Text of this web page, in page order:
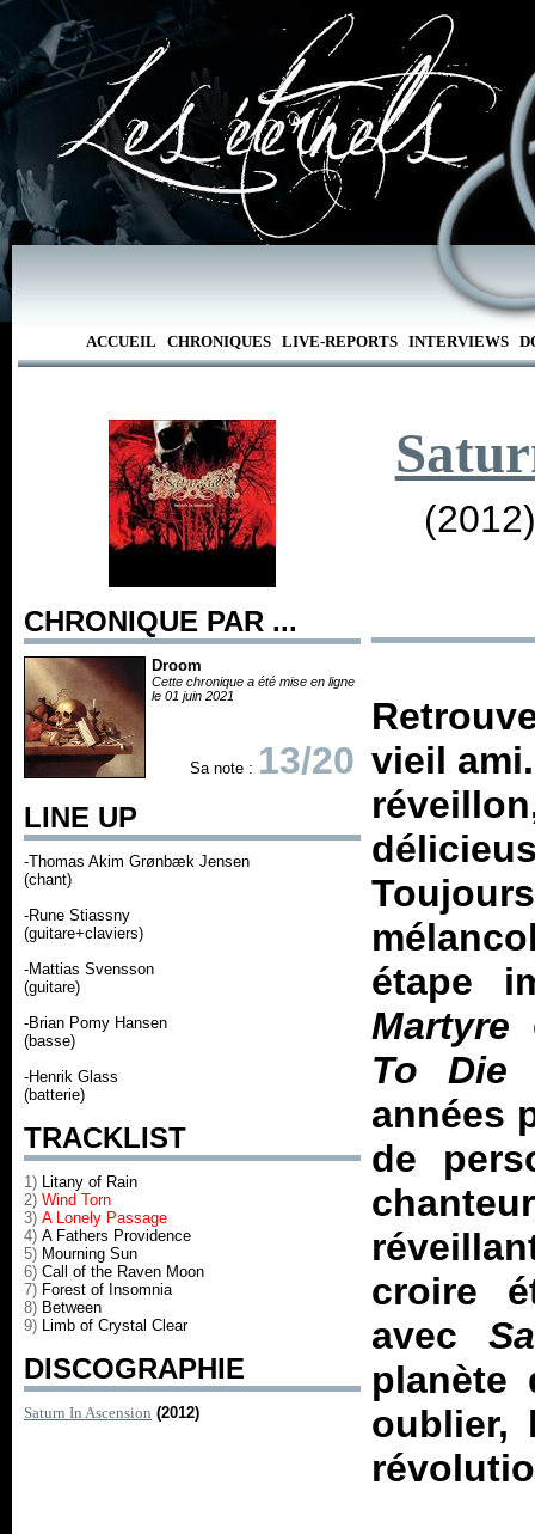
ACCUEIL CHRONIQUES LIVE-REPORTS INTERVIEWS
CHRONIQUE PAR ...
Droom
Cette chronique a été mise en ligne
le 01 juin 2021
Sa note : 13/20
LINE UP
-Thomas Akim Grønbæk Jensen
(chant)
-Rune Stiassny
(guitare+claviers)
-Mattias Svensson
(guitare)
-Brian Pomy Hansen
(basse)
-Henrik Glass
(batterie)
TRACKLIST
1) Litany of Rain
2) Wind Torn
3) A Lonely Passage
4) A Fathers Providence
5) Mourning Sun
6) Call of the Raven Moon
7) Forest of Insomnia
8) Between
9) Limb of Crystal Clear
DISCOGRAPHIE
Saturn In Ascension (2012)
vieil
étape
Martyre
To Die
années
de
croire
avec
planète
oublier,